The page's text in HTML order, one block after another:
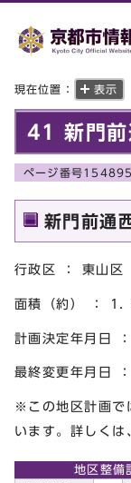
現在位置： 表示
41 新門前
ページ番号154895
新門前通
行政区 ： 東山区
面積（約） ： 1
計画決定年月日
最終変更年月日
※この地区計画で
います。詳しくは
地区整備